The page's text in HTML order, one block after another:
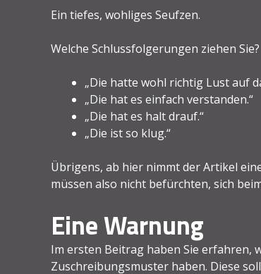
Ein tiefes, wohliges Seufzen.
Welche Schlussfolgerungen ziehen Sie?
„Die hatte wohl richtig Lust auf
„Die hat es einfach verstanden.“
„Die hat es halt drauf.“
„Die ist so klug.“
Übrigens, ab hier nimmt der Artikel
müssen also nicht befürchten, sich
Eine Warnung
Im ersten Beitrag haben Sie erfahren,
Zuschreibungsmuster haben. Diese